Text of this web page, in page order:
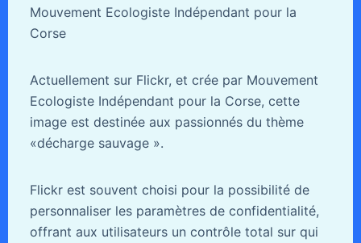
Mouvement Ecologiste Indépendant pour la
Corse
Actuellement sur Flickr, et crée par Mouvement
Ecologiste Indépendant pour la Corse, cette
image est destinée aux passionnés du thème
«décharge sauvage ».
Flickr est souvent choisi pour la possibilité de
personnaliser les paramètres de confidentialité,
offrant aux utilisateurs un contrôle total sur qui